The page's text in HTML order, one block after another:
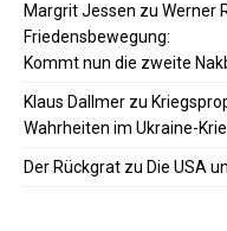
Margrit Jessen zu Werner
Friedensbewegung:
Kommt nun die zweite
Klaus Dallmer zu
Wahrheiten im Ukraine-
Der Rückgrat zu Die USA